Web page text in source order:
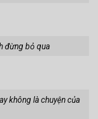
đừng bỏ qua
không là chuyện của